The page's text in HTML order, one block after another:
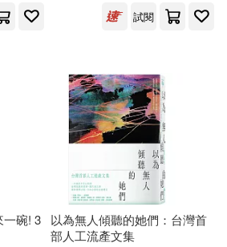
周姚萍(5)
(5)
公司(15)
社(15)
試閱
一碗! 3
以為無人傾聽的她們：台灣首
部人工流產文集